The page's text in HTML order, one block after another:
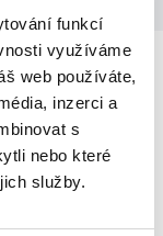
funkcí
využíváme
web používáte,
inzerci a
s
nebo které
služby.